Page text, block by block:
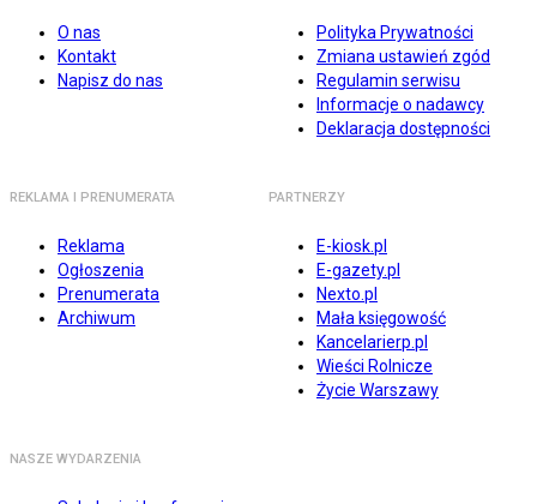
O nas
Kontakt
Napisz do nas
Polityka Prywatności
Zmiana ustawień zgód
Regulamin serwisu
Informacje o nadawcy
Deklaracja dostępności
REKLAMA I PRENUMERATA
Reklama
Ogłoszenia
Prenumerata
Archiwum
PARTNERZY
E-kiosk.pl
E-gazety.pl
Nexto.pl
Mała księgowość
Kancelarierp.pl
Wieści Rolnicze
Życie Warszawy
NASZE WYDARZENIA